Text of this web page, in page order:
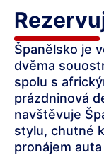
Španělsko je
dvěma
spolu s
prázdninová
navštěvuje
stylu, chutné
pronájem